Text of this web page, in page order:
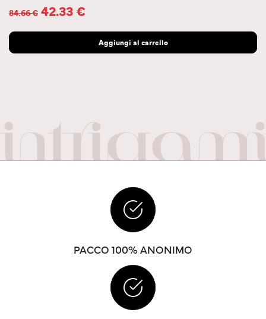
84.66€ 42.33€
Aggiungi al carrello
PACCO 100% ANONIMO